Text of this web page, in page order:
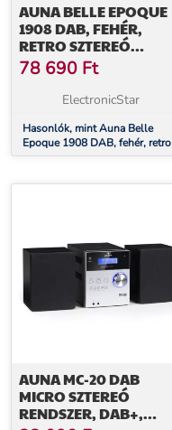
AUNA BELLE EPOQUE
1908 DAB, FEHÉR,
RETRO SZTEREÓ
RENDSZER,
GRAMOFON, DAB+
78 690 Ft
ElectronicStar
Hasonlók, mint Auna Belle
Epoque 1908 DAB, fehér, retro
sztereó rendszer, gramofon,
AUNA MC-20 DAB
MICRO SZTEREÓ
RENDSZER, DAB+,